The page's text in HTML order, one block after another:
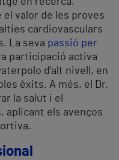
valor de les proves
cardiovasculars
La seva passió per
participació activa
d'alt nivell, en
èxits. A més, el Dr.
la salut i el
aplicant els avenços